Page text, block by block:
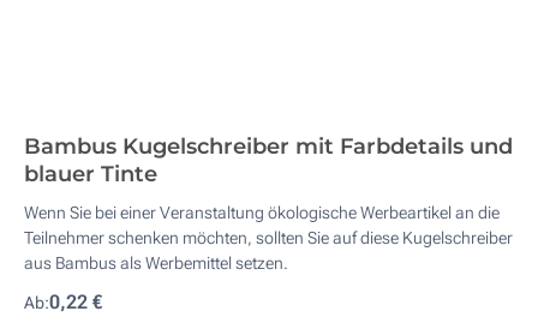
Bambus Kugelschreiber mit Farbdetails und
blauer Tinte
Wenn Sie bei einer Veranstaltung ökologische Werbeartikel an die
Teilnehmer schenken möchten, sollten Sie auf diese Kugelschreiber
aus Bambus als Werbemittel setzen.
Ab:0,22 €